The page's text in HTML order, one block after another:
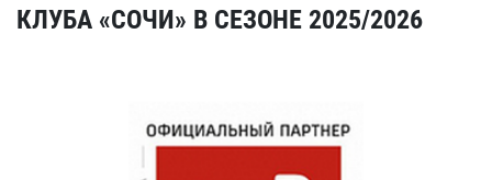
КЛУБА «СОЧИ» В СЕЗОНЕ 2025/2026